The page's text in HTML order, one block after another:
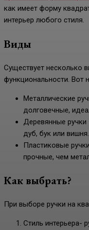
как имеет форму
интерьер любого стиля.
Виды
Существует несколько
функциональности. Вот
Металлические
долговечные,
Деревянные ручки
дуб, бук или вишня.
Пластиковые
прочные, чем
Как выбрать?
При выборе ручки на
Стиль интерьера-